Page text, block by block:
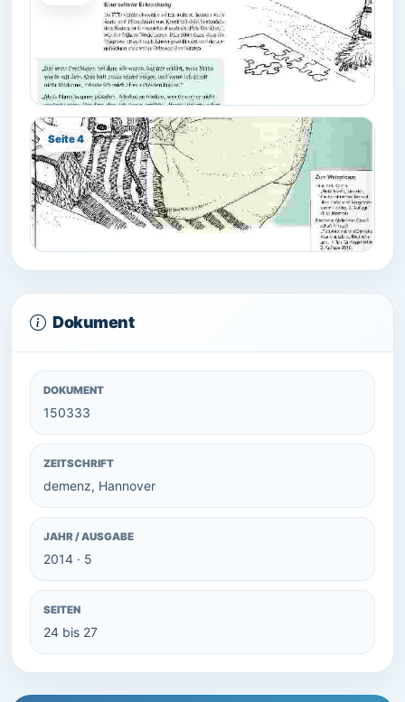
Seite 4
Dokument
DOKUMENT
150333
ZEITSCHRIFT
demenz, Hannover
JAHR / AUSGABE
2014 · 5
SEITEN
24 bis 27